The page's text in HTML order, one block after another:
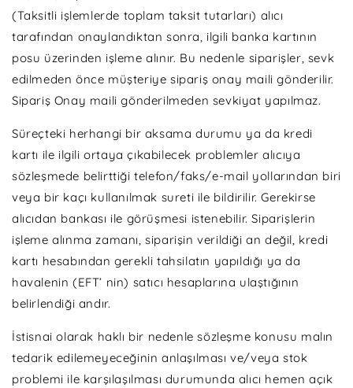
(Taksitli işlemlerde toplam taksit tutarları) alıcı
tarafından onaylandıktan sonra, ilgili banka kartının
posu üzerinden işleme alınır. Bu nedenle siparişler, sevk
edilmeden önce müşteriye sipariş onay maili gönderilir.
Sipariş Onay maili gönderilmeden sevkiyat yapılmaz.
Süreçteki herhangi bir aksama durumu ya da kredi
kartı ile ilgili ortaya çıkabilecek problemler alıcıya
sözleşmede belirttiği telefon/faks/e-mail yollarından biri
veya bir kaçı kullanılmak sureti ile bildirilir. Gerekirse
alıcıdan bankası ile görüşmesi istenebilir. Siparişlerin
işleme alınma zamanı, siparişin verildiği an değil, kredi
kartı hesabından gerekli tahsilatın yapıldığı ya da
havalenin (EFT’ nin) satıcı hesaplarına ulaştığının
belirlendiği andır.
İstisnai olarak haklı bir nedenle sözleşme konusu malın
tedarik edilemeyeceğinin anlaşılması ve/veya stok
problemi ile karşılaşılması durumunda alıcı hemen açık